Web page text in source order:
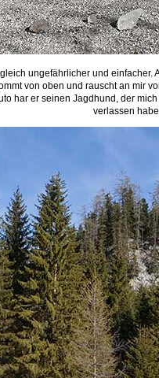
ungefährlicher und
von oben und rauscht an mir
har er seinen Jagdhund, der
verlassen